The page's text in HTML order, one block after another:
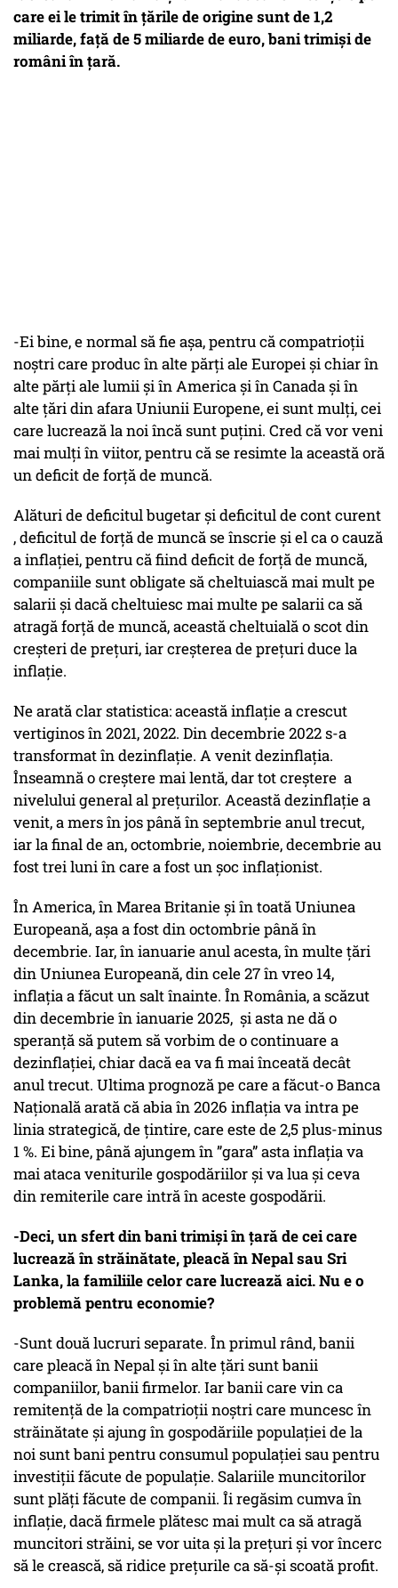
care ei le trimit în țările de origine sunt de 1,2
miliarde, față de 5 miliarde de euro, bani trimiși de
români în țară.
-Ei bine, e normal să fie așa, pentru că compatrioții
noștri care produc în alte părți ale Europei și chiar în
alte părți ale lumii și în America și în Canada și în
alte țări din afara Uniunii Europene, ei sunt mulți, cei
care lucrează la noi încă sunt puțini. Cred că vor veni
mai mulți în viitor, pentru că se resimte la această oră
un deficit de forță de muncă.
Alături de deficitul bugetar și deficitul de cont curent
, deficitul de forță de muncă se înscrie și el ca o cauză
a inflației, pentru că fiind deficit de forță de muncă,
companiile sunt obligate să cheltuiască mai mult pe
salarii și dacă cheltuiesc mai multe pe salarii ca să
atragă forță de muncă, această cheltuială o scot din
creșteri de prețuri, iar creșterea de prețuri duce la
inflație.
Ne arată clar statistica: această inflație a crescut
vertiginos în 2021, 2022. Din decembrie 2022 s-a
transformat în dezinflație. A venit dezinflația.
Înseamnă o creștere mai lentă, dar tot creștere a
nivelului general al prețurilor. Această dezinflație a
venit, a mers în jos până în septembrie anul trecut,
iar la final de an, octombrie, noiembrie, decembrie au
fost trei luni în care a fost un șoc inflaționist.
În America, în Marea Britanie și în toată Uniunea
Europeană, așa a fost din octombrie până în
decembrie. Iar, în ianuarie anul acesta, în multe țări
din Uniunea Europeană, din cele 27 în vreo 14,
inflația a făcut un salt înainte. În România, a scăzut
din decembrie în ianuarie 2025, și asta ne dă o
speranță să putem să vorbim de o continuare a
dezinflației, chiar dacă ea va fi mai înceată decât
anul trecut. Ultima prognoză pe care a făcut-o Banca
Națională arată că abia în 2026 inflația va intra pe
linia strategică, de țintire, care este de 2,5 plus-minus
1 %. Ei bine, până ajungem în ”gara” asta inflația va
mai ataca veniturile gospodăriilor și va lua și ceva
din remiterile care intră în aceste gospodării.
-Deci, un sfert din bani trimiși în țară de cei care
lucrează în străinătate, pleacă în Nepal sau Sri
Lanka, la familiile celor care lucrează aici. Nu e o
problemă pentru economie?
-Sunt două lucruri separate. În primul rând, banii
care pleacă în Nepal și în alte țări sunt banii
companiilor, banii firmelor. Iar banii care vin ca
remitență de la compatrioții noștri care muncesc în
străinătate și ajung în gospodăriile populației de la
noi sunt bani pentru consumul populației sau pentru
investiții făcute de populație. Salariile muncitorilor
sunt plăți făcute de companii. Îi regăsim cumva în
inflație, dacă firmele plătesc mai mult ca să atragă
muncitori străini, se vor uita și la prețuri și vor încerc
să le crească, să ridice prețurile ca să-și scoată profit.